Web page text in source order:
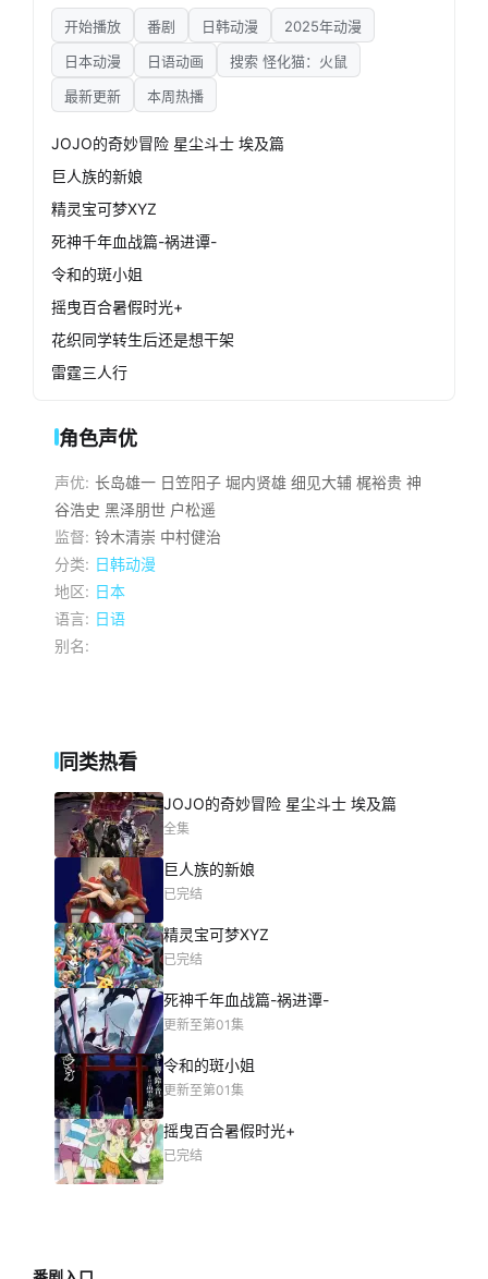
开始播放 番剧 日韩动漫
2025年动漫
日本动漫
日语动画
搜索 怪化猫：火鼠
最新更新
本周热播
JOJO的奇妙冒险 星尘斗士 埃及篇
巨人族的新娘
精灵宝可梦XYZ
死神千年血战篇-祸进谭-
令和的斑小姐
摇曳百合暑假时光+
花织同学转生后还是想干架
雷霆三人行
角色声优
声优: 长岛雄一 日笠阳子 堀内贤雄 细见大辅 梶裕贵 神
谷浩史 黑泽朋世 户松遥
监督: 铃木清崇 中村健治
分类: 日韩动漫
地区: 日本
语言: 日语
别名:
同类热看
JOJO的奇妙冒险 星尘斗士 埃及篇
全集
巨人族的新娘
已完结
精灵宝可梦XYZ
已完结
死神千年血战篇-祸进谭-
更新至第01集
令和的斑小姐
更新至第01集
摇曳百合暑假时光+
已完结